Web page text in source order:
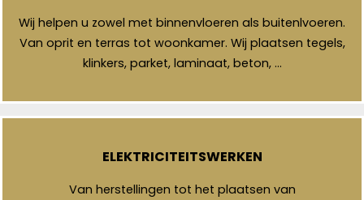
Wij helpen u zowel met binnenvloeren als buitenlvoeren.
Van oprit en terras tot woonkamer. Wij plaatsen tegels,
klinkers, parket, laminaat, beton, …
ELEKTRICITEITSWERKEN
Van herstellingen tot het plaatsen van